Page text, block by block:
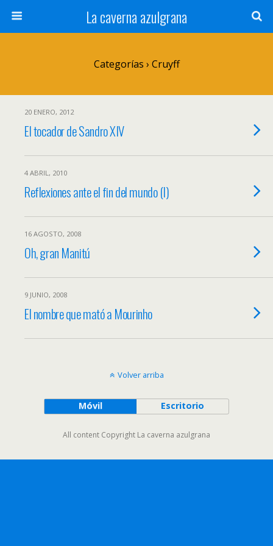
La caverna azulgrana
Categorías › Cruyff
20 ENERO, 2012
El tocador de Sandro XIV
4 ABRIL, 2010
Reflexiones ante el fin del mundo (I)
16 AGOSTO, 2008
Oh, gran Manitú
9 JUNIO, 2008
El nombre que mató a Mourinho
Volver arriba
Móvil Escritorio
All content Copyright La caverna azulgrana